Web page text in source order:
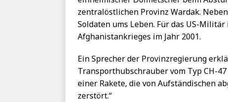
zentralöstlichen Provinz Wardak.
Soldaten ums Leben. Für das US-
Afghanistankrieges im Jahr 2001.
Ein Sprecher der Provinzregierung
Transporthubschrauber vom Typ CH-
einer Rakete, die von Aufständischen
zerstört.“